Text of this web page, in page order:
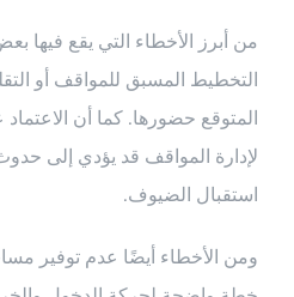
من أبرز الأخطاء التي يقع فيها
التخطيط المسبق للمواقف أو
المتوقع حضورها. كما أن
لإدارة المواقف قد يؤدي إلى
استقبال الضيوف.
ومن الأخطاء أيضًا عدم توفير